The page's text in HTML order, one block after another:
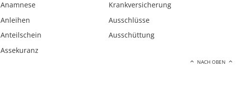
Anamnese
Anleihen
Anteilschein
Assekuranz
Krankversicherung
Ausschlüsse
Ausschüttung
NACH OBEN